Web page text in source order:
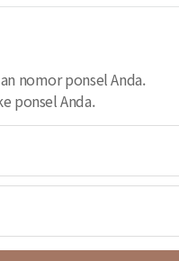
nomor ponsel Anda.
ponsel Anda.